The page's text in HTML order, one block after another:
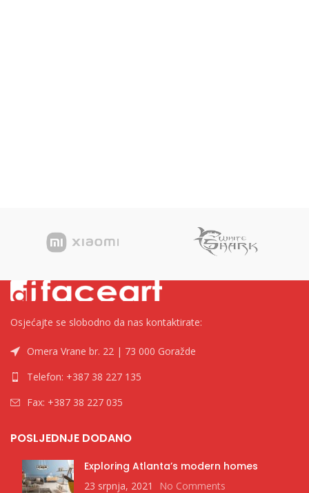
Osjećajte se slobodno da nas kontaktirate:
Omera Vrane br. 22 | 73 000 Goražde
Telefon: +387 38 227 135
Fax: +387 38 227 035
POSLJEDNJE DODANO
Exploring Atlanta’s modern homes
23 srpnja, 2021 No Comments